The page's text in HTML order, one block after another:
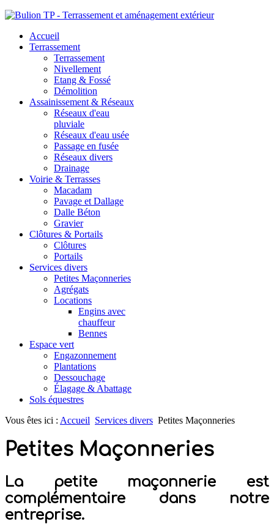
Accueil
Terrassement
Terrassement
Nivellement
Etang & Fossé
Démolition
Assainissement & Réseaux
Réseaux d'eau
pluviale
Réseaux d'eau usée
Passage en fusée
Réseaux divers
Drainage
Voirie & Terrasses
Macadam
Pavage et Dallage
Dalle Béton
Gravier
Clôtures & Portails
Clôtures
Portails
Services divers
Petites Maçonneries
Agrégats
Locations
Engins avec
chauffeur
Bennes
Espace vert
Engazonnement
Plantations
Dessouchage
Élagage & Abattage
Sols équestres
Vous êtes ici : Accueil Services divers Petites Maçonneries
Petites Maçonneries
La petite maçonnerie est
complémentaire dans notre
entreprise.